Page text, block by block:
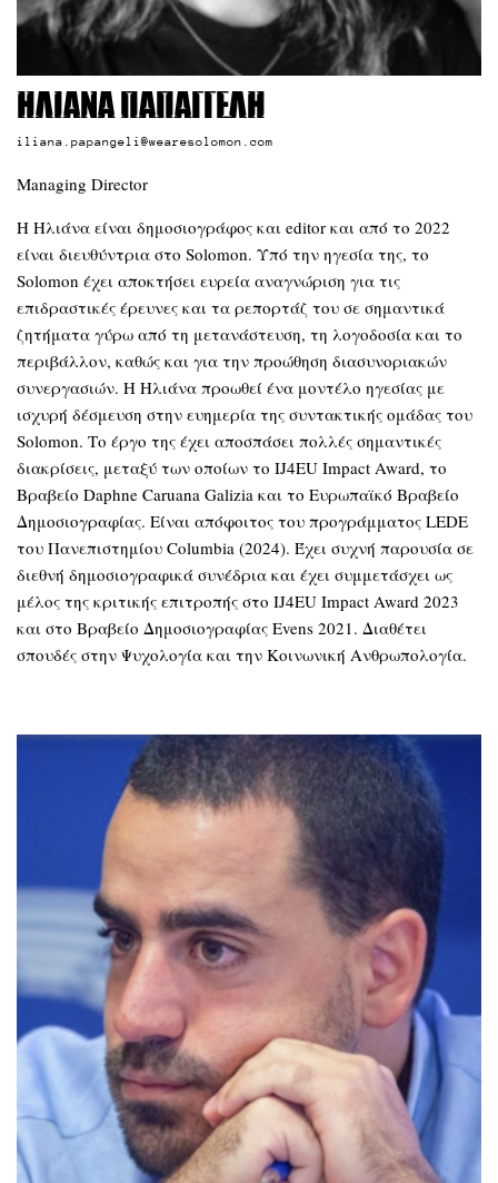
Ηλιάνα Παπαγγελή
iliana.papangeli@wearesolomon.com
Managing Director
Η Ηλιάνα είναι δημοσιογράφος και editor και από το 2022
είναι διευθύντρια στο Solomon. Υπό την ηγεσία της, το
Solomon έχει αποκτήσει ευρεία αναγνώριση για τις
επιδραστικές έρευνες και τα ρεπορτάζ του σε σημαντικά
ζητήματα γύρω από τη μετανάστευση, τη λογοδοσία και το
περιβάλλον, καθώς και για την προώθηση διασυνοριακών
συνεργασιών. Η Ηλιάνα προωθεί ένα μοντέλο ηγεσίας με
ισχυρή δέσμευση στην ευημερία της συντακτικής ομάδας του
Solomon. Το έργο της έχει αποσπάσει πολλές σημαντικές
διακρίσεις, μεταξύ των οποίων το IJ4EU Impact Award, το
Βραβείο Daphne Caruana Galizia και το Ευρωπαϊκό Βραβείο
Δημοσιογραφίας. Είναι απόφοιτος του προγράμματος LEDE
του Πανεπιστημίου Columbia (2024). Έχει συχνή παρουσία σε
διεθνή δημοσιογραφικά συνέδρια και έχει συμμετάσχει ως
μέλος της κριτικής επιτροπής στο IJ4EU Impact Award 2023
και στο Βραβείο Δημοσιογραφίας Evens 2021. Διαθέτει
σπουδές στην Ψυχολογία και την Κοινωνική Ανθρωπολογία.